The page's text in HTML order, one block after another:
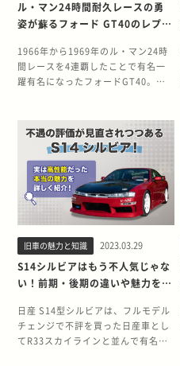
ル・マン24時間耐久レースの勇
姿が蘇るフォード GT40のレプリ
1966年から1969年のル・マン24時
間レースを4連覇したことで有名一
躍有名になったフォードGT40。ア
リカモデルが製作されました。 今回
は、数あるレプリカのなかでも完成
度が高く、今も人気が高いGTD40を
紹介します。フォード GT40の歴史
とともに振り返りましょう。（フォ
ード GT40は通称名で、正式名称は
フォード GT） 輝かしい功績を残し
あるGT40は、1960年代にレースシ
ーンで活躍したレーシングカーで
す。伝説とも言われるGT40の活躍
映画でも描かれました。まずは、フ
ォード GT40の歴史を振り返りなが
ら、その魅力に迫ります。 ライバ
旧車の魅力と知識 2023.03.29
S14シルビアはもう不人気じゃな
い！前期・後期の違いや魅力を紐
日産 S14型シルビアは、フルモデル
チェンジで不評を買った日産車とし
てR33スカイラインと並んで有名で